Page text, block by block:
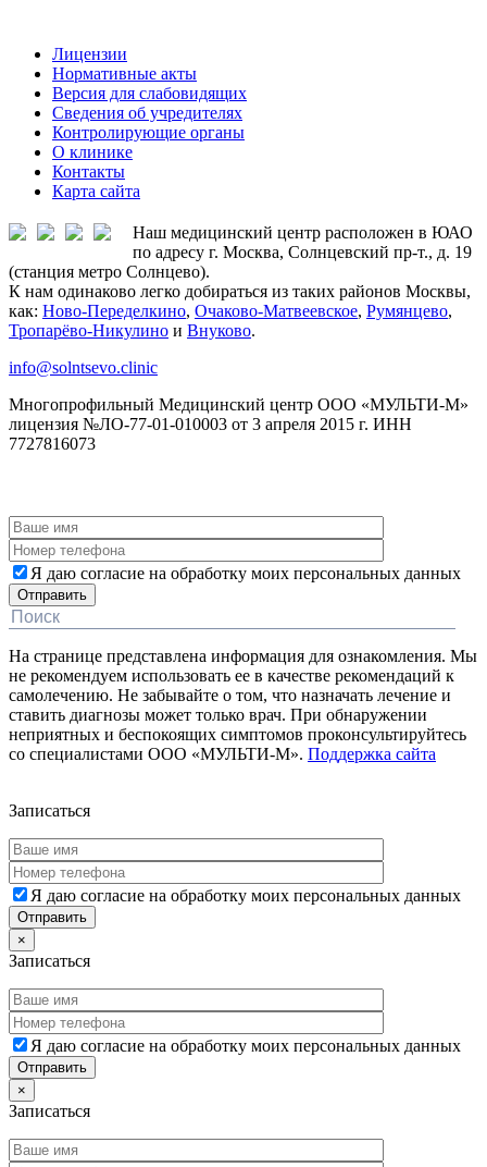
Лицензии
Нормативные акты
Версия для слабовидящих
Сведения об учредителях
Контролирующие органы
О клинике
Контакты
Карта сайта
Наш медицинский центр расположен в ЮАО
по адресу г. Москва, Солнцевский пр-т., д. 19
(станция метро Солнцево).
К нам одинаково легко добираться из таких районов Москвы,
как: Ново-Переделкино, Очаково-Матвеевское, Румянцево,
Тропарёво-Никулино и Внуково.
info@solntsevo.clinic
Многопрофильный Медицинский центр ООО «МУЛЬТИ-М»
лицензия №ЛО-77-01-010003 от 3 апреля 2015 г. ИНН
7727816073
Я даю согласие на обработку моих персональных данных
На странице представлена информация для ознакомления. Мы
не рекомендуем использовать ее в качестве рекомендаций к
самолечению. Не забывайте о том, что назначать лечение и
ставить диагнозы может только врач. При обнаружении
неприятных и беспокоящих симптомов проконсультируйтесь
со специалистами ООО «МУЛЬТИ-М». Поддержка сайта
Записаться
Я даю согласие на обработку моих персональных данных
×
Записаться
Я даю согласие на обработку моих персональных данных
×
Записаться